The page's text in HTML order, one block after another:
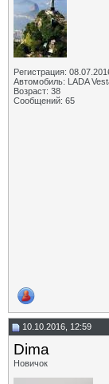
Регистрация:
Автомобиль: LADA
Возраст: 38
Сообщений: 65
10.10.2016, 12:59
Dima
Новичок